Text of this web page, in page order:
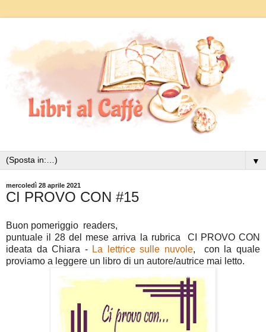
▼
mercoledì 28 aprile 2021
CI PROVO CON #15
Buon pomeriggio readers,
puntuale il 28 del mese arriva la rubrica CI PROVO CON
ideata da Chiara - La lettrice sulle nuvole, con la quale
proviamo a leggere un libro di un autore/autrice mai letto.